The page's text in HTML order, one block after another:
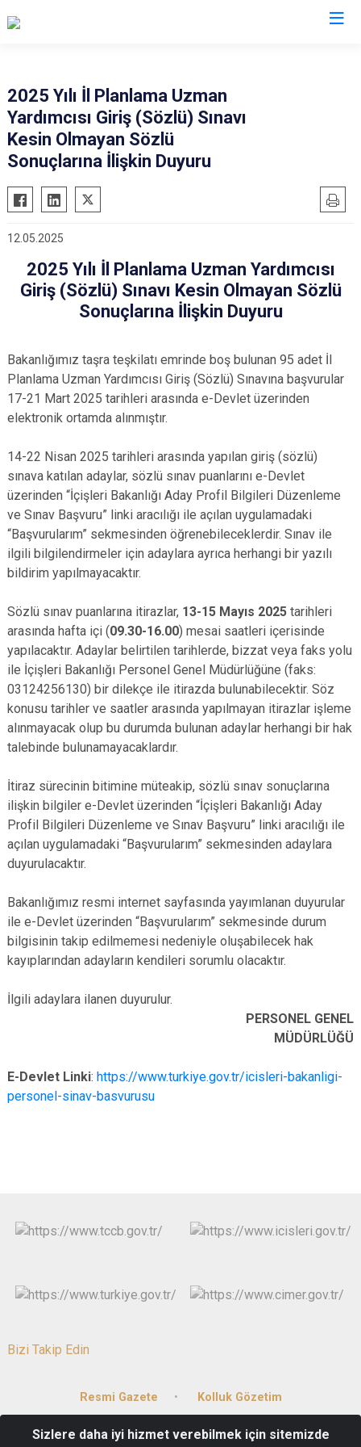
2025 Yılı İl Planlama Uzman
Yardımcısı Giriş (Sözlü) Sınavı
Kesin Olmayan Sözlü
Sonuçlarına İlişkin Duyuru
12.05.2025
2025 Yılı İl Planlama Uzman Yardımcısı
Giriş (Sözlü) Sınavı Kesin Olmayan Sözlü
Sonuçlarına İlişkin Duyuru
Bakanlığımız taşra teşkilatı emrinde boş bulunan 95 adet İl
Planlama Uzman Yardımcısı Giriş (Sözlü) Sınavına başvurular
17-21 Mart 2025 tarihleri arasında e-Devlet üzerinden
elektronik ortamda alınmıştır.
14-22 Nisan 2025 tarihleri arasında yapılan giriş (sözlü)
sınava katılan adaylar, sözlü sınav puanlarını e-Devlet
üzerinden “İçişleri Bakanlığı Aday Profil Bilgileri Düzenleme
ve Sınav Başvuru” linki aracılığı ile açılan uygulamadaki
“Başvurularım” sekmesinden öğrenebileceklerdir. Sınav ile
ilgili bilgilendirmeler için adaylara ayrıca herhangi bir yazılı
bildirim yapılmayacaktır.
Sözlü sınav puanlarına itirazlar, 13-15 Mayıs 2025 tarihleri
arasında hafta içi (09.30-16.00) mesai saatleri içerisinde
yapılacaktır. Adaylar belirtilen tarihlerde, bizzat veya faks yolu
ile İçişleri Bakanlığı Personel Genel Müdürlüğüne (faks:
03124256130) bir dilekçe ile itirazda bulunabilecektir. Söz
konusu tarihler ve saatler arasında yapılmayan itirazlar işleme
alınmayacak olup bu durumda bulunan adaylar herhangi bir hak
talebinde bulunamayacaklardır.
İtiraz sürecinin bitimine müteakip, sözlü sınav sonuçlarına
ilişkin bilgiler e-Devlet üzerinden “İçişleri Bakanlığı Aday
Profil Bilgileri Düzenleme ve Sınav Başvuru” linki aracılığı ile
açılan uygulamadaki “Başvurularım” sekmesinden adaylara
duyurulacaktır.
Bakanlığımız resmi internet sayfasında yayımlanan duyurular
ile e-Devlet üzerinden “Başvurularım” sekmesinde durum
bilgisinin takip edilmemesi nedeniyle oluşabilecek hak
kayıplarından adayların kendileri sorumlu olacaktır.
İlgili adaylara ilanen duyurulur.
PERSONEL GENEL
MÜDÜRLÜĞÜ
E-Devlet Linki: https://www.turkiye.gov.tr/icisleri-bakanligi-
personel-sinav-basvurusu
Bizi Takip Edin
Resmi Gazete Kolluk Gözetim
15 Mayıs Mah. Gazi Mustafa Kemal Bulvarı No:81/1 20059 DENİZLİ
Sizlere daha iyi hizmet verebilmek için sitemizde